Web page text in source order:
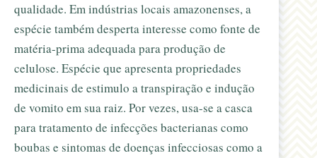
qualidade. Em indústrias locais amazonenses, a
espécie também desperta interesse como fonte de
matéria-prima adequada para produção de
celulose. Espécie que apresenta propriedades
medicinais de estimulo a transpiração e indução
de vomito em sua raiz. Por vezes, usa-se a casca
para tratamento de infecções bacterianas como
boubas e sintomas de doenças infecciosas como a